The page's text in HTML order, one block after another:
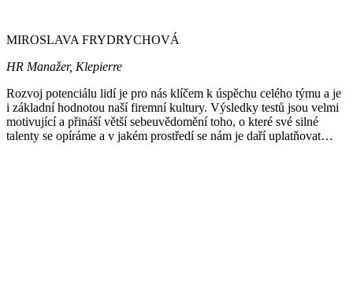
MIROSLAVA FRYDRYCHOVÁ
HR Manažer, Klepierre
Rozvoj potenciálu lidí je pro nás klíčem k úspěchu celého týmu a je
i základní hodnotou naší firemní kultury. Výsledky testů jsou velmi
motivující a přináší větší sebeuvědomění toho, o které své silné
talenty se opíráme a v jakém prostředí se nám je daří uplatňovat…